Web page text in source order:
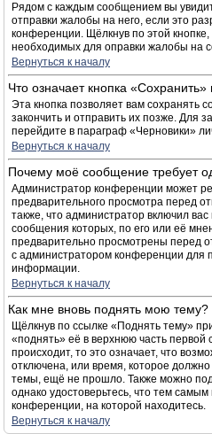
Рядом с каждым сообщением вы
отправки жалобы на него, если это
конференции. Щёлкнув по этой
необходимых для оправки жалобы на
Вернуться к началу
Что означает кнопка
Эта кнопка позволяет вам сохранять
закончить и отправить их позже. Для
перейдите в параграф «Черновики»
Вернуться к началу
Почему моё сообщение требует
Администратор конференции может
предварительного просмотра перед
также, что администратор включил вас
сообщения которых, по его или её
предварительно просмотрены перед
с администратором конференции для
информации.
Вернуться к началу
Как мне вновь поднять мою тему?
Щёлкнув по ссылке «Поднять тему»
«поднять» её в верхнюю часть
происходит, то это означает, что
отключена, или время, которое
темы, ещё не прошло. Также можно
однако удостоверьтесь, что тем
конференции, на которой находитесь.
Вернуться к началу